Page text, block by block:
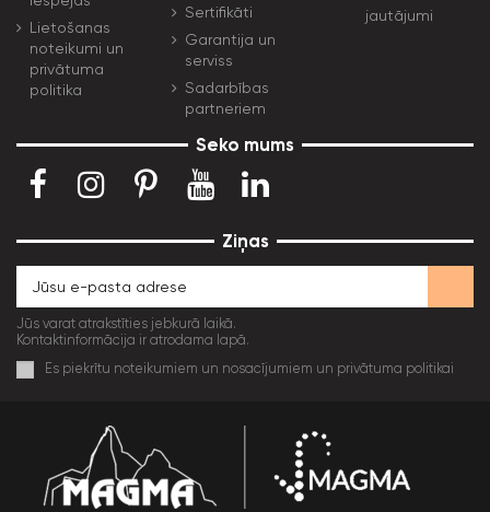
Lietošanas
noteikumi un
privātuma
politika
Sertifikāti
Garantija un
serviss
Sadarbības
partneriem
jautājumi
Seko mums
Ziņas
Jūs varat atrakstīties jebkurā laikā.
Kontaktinformācija ir atrodama lapā.
Es piekrītu noteikumiem un nosacījumiem un privātuma politikai